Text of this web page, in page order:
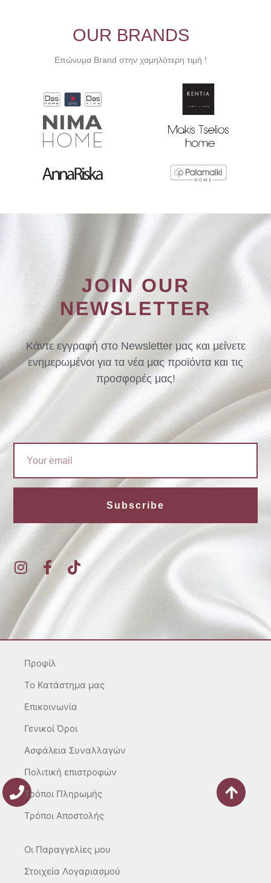
OUR BRANDS
Επώνυμα Brand στην χαμηλότερη τιμή !
JOIN OUR
NEWSLETTER
Κάντε εγγραφή στο Newsletter μας και μείνετε
ενημερωμένοι για τα νέα μας προϊόντα και τις
προσφορές μας!
Subscribe
I
n
t
a
g
a
m
F
a
c
e
o
k
-
T
k
Προφίλ
To Κατάστημα μας
Επικοινωνία
Γενικοί Όροι
Ασφάλεια Συναλλαγών
Πολιτική επιστροφών
Τρόποι Πληρωμής
Τρόποι Αποστολής
Οι Παραγγελίες μου
Στοιχεία Λογαριασμού